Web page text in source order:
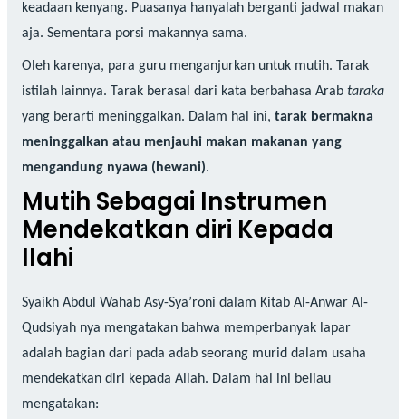
keadaan kenyang. Puasanya hanyalah berganti jadwal makan
aja. Sementara porsi makannya sama.
Oleh karenya, para guru menganjurkan untuk mutih. Tarak
istilah lainnya. Tarak berasal dari kata berbahasa Arab taraka
yang berarti meninggalkan. Dalam hal ini, tarak bermakna
meninggalkan atau menjauhi makan makanan yang
mengandung nyawa (hewani).
Mutih Sebagai Instrumen
Mendekatkan diri Kepada
Ilahi
Syaikh Abdul Wahab Asy-Sya’roni dalam Kitab Al-Anwar Al-
Qudsiyah nya mengatakan bahwa memperbanyak lapar
adalah bagian dari pada adab seorang murid dalam usaha
mendekatkan diri kepada Allah. Dalam hal ini beliau
mengatakan: